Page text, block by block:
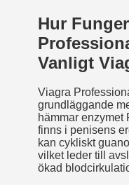
Hur
Vanligt
Viagra
grundläggande
hämmar enzymet
finns i penisens
kan cykliskt
vilket leder till
ökad